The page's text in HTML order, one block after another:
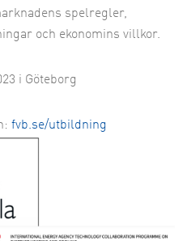
spelregler,
och ekonomins villkor.
i Göteborg
fvb.se/utbildning